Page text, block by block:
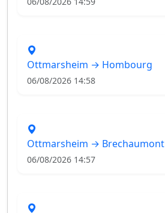
Ottmarsheim → Hombourg
06/08/2026 14:58
Ottmarsheim → Brechaumont
06/08/2026 14:57